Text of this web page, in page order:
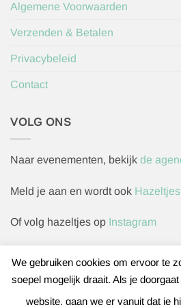
Algemene Voorwaarden
Verzenden & Betalen
Privacybeleid
Contact
VOLG ONS
Naar evenementen, bekijk de
Meld je aan en wordt ook
Of volg hazeltjes op Instagram
Herroepingsverzoek
We gebruiken cookies om ervoor te
soepel mogelijk draait. Als je
website, gaan we er vanuit dat je